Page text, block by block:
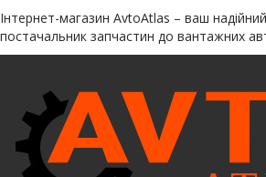
Інтернет-магазин AvtoAtlas – ваш
постачальник запчастин до вантажних